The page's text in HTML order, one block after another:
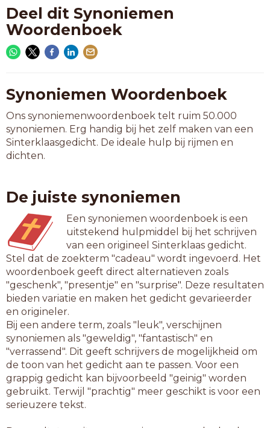
Deel dit Synoniemen
Woordenboek
Synoniemen Woordenboek
Ons synoniemenwoordenboek telt ruim 50.000
synoniemen. Erg handig bij het zelf maken van een
Sinterklaasgedicht. De ideale hulp bij rijmen en
dichten.
De juiste synoniemen
Een synoniemen woordenboek is een
uitstekend hulpmiddel bij het schrijven
van een origineel Sinterklaas gedicht.
Stel dat de zoekterm "cadeau" wordt ingevoerd. Het
woordenboek geeft direct alternatieven zoals
"geschenk", "presentje" en "surprise". Deze resultaten
bieden variatie en maken het gedicht gevarieerder
en origineler.
Bij een andere term, zoals "leuk", verschijnen
synoniemen als "geweldig", "fantastisch" en
"verrassend". Dit geeft schrijvers de mogelijkheid om
de toon van het gedicht aan te passen. Voor een
grappig gedicht kan bijvoorbeeld "geinig" worden
gebruikt. Terwijl "prachtig" meer geschikt is voor een
serieuzere tekst.